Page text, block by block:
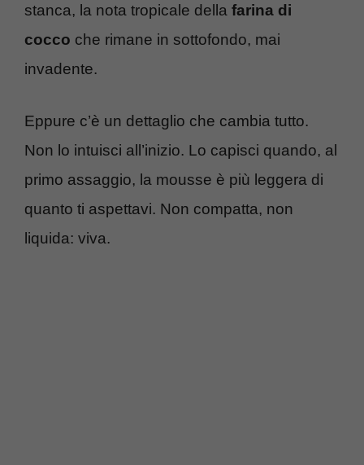
stanca, la nota tropicale della farina di
cocco che rimane in sottofondo, mai
invadente.
Eppure c’è un dettaglio che cambia tutto.
Non lo intuisci all’inizio. Lo capisci quando, al
primo assaggio, la mousse è più leggera di
quanto ti aspettavi. Non compatta, non
liquida: viva.